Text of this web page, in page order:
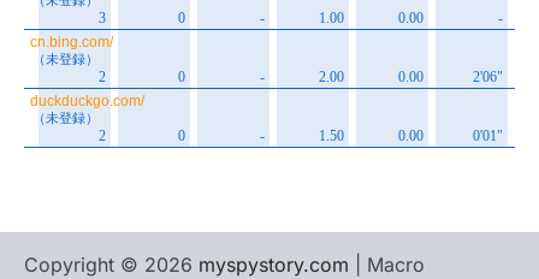
Copyright © 2026 myspystory.com | Macro